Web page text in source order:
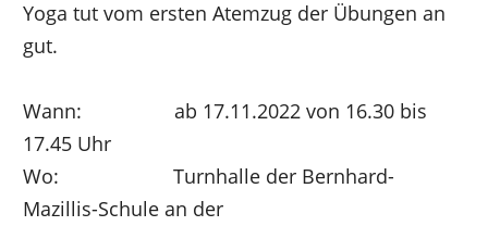
Yoga tut vom ersten Atemzug der Übungen an
gut.
Wann:
ab 17.11.2022 von 16.30 bis
17.45 Uhr
Wo:
Turnhalle der Bernhard-
Mazillis-Schule an der